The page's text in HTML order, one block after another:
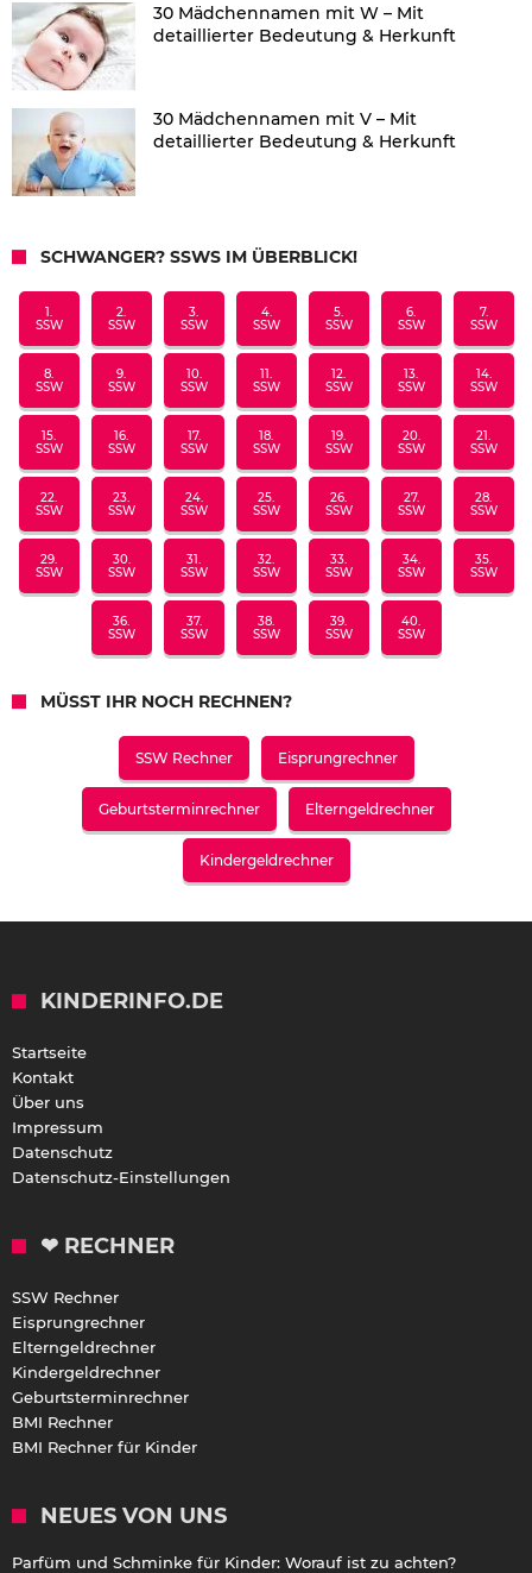
30 Mädchennamen mit W – Mit
detaillierter Bedeutung & Herkunft
30 Mädchennamen mit V – Mit
detaillierter Bedeutung & Herkunft
SCHWANGER? SSWS IM ÜBERBLICK!
1.
SSW
2.
SSW
3.
SSW
4.
SSW
5.
SSW
6.
SSW
7.
SSW
8.
SSW
9.
SSW
10.
SSW
11.
SSW
12.
SSW
13.
SSW
14.
SSW
15.
SSW
16.
SSW
17.
SSW
18.
SSW
19.
SSW
20.
SSW
21.
SSW
22.
SSW
23.
SSW
24.
SSW
25.
SSW
26.
SSW
27.
SSW
28.
SSW
29.
SSW
30.
SSW
31.
SSW
32.
SSW
33.
SSW
34.
SSW
35.
SSW
36.
SSW
37.
SSW
38.
SSW
39.
SSW
40.
SSW
MÜSST IHR NOCH RECHNEN?
SSW Rechner Eisprungrechner
Geburtsterminrechner Elterngeldrechner
Kindergeldrechner
KINDERINFO.DE
Startseite
Kontakt
Über uns
Impressum
Datenschutz
Datenschutz-Einstellungen
❤ RECHNER
SSW Rechner
Eisprungrechner
Elterngeldrechner
Kindergeldrechner
Geburtsterminrechner
BMI Rechner
BMI Rechner für Kinder
NEUES VON UNS
Parfüm und Schminke für Kinder: Worauf ist zu achten?